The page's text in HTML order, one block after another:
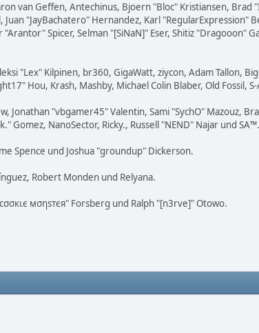
van Geffen, Antechinus, Bjoern "Bloc" Kristiansen,
Juan "JayBachatero" Hernandez, Karl
Spicer, Selman "[SiNaN]" Eser, Shitiz "Dragooon"
"Lex" Kilpinen, br360, GigaWatt, ziycon, Adam Tallon,
Hou, Krash, Mashby, Michael Colin Blaber, Old Fossil,
Jonathan "vbgamer45" Valentin, Sami "SychO" Mazouz,
Gomez, NanoSector, Ricky., Russell "NEND" Najar und SA™.
Spence und Joshua "groundup" Dickerson.
Robert Monden und Relyana.
мσηѕтєя" Forsberg und Ralph "[n3rve]" Otowo.